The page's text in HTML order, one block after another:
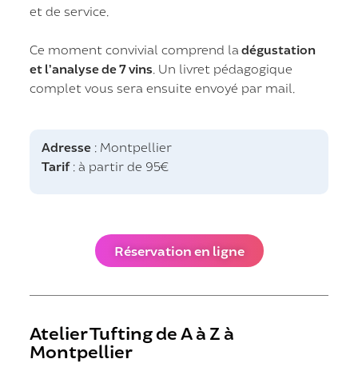
et de service.
Ce moment convivial comprend la dégustation
et l’analyse de 7 vins . Un livret pédagogique
complet vous sera ensuite envoyé par mail.
Adresse : Montpellier
Tarif: à partir de 95€
Réservation en ligne
Atelier Tufting de A à Z à
Montpellier